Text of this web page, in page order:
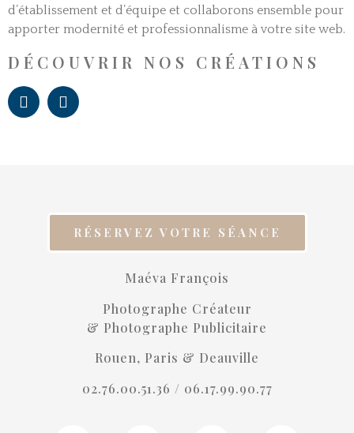
d’établissement et d’équipe et collaborons ensemble pour
apporter modernité et professionnalisme à votre site web.
DÉCOUVRIR NOS CRÉATIONS
RÉSERVEZ VOTRE SÉANCE
Maéva François
Photographe Créateur
& Photographe Publicitaire
Rouen, Paris & Deauville
02.76.00.51.36 / 06.17.99.90.77